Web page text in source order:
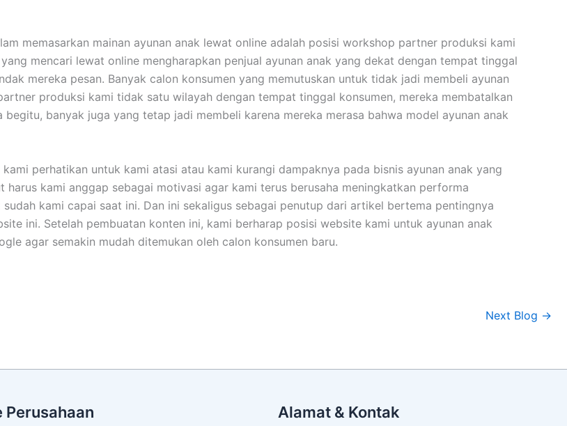
memasarkan mainan ayunan anak lewat online adalah posisi workshop partner produksi kami
mencari lewat online mengharapkan penjual ayunan anak yang dekat dengan tempat tinggal
mereka pesan. Banyak calon konsumen yang memutuskan untuk tidak jadi membeli ayunan
produksi kami tidak satu wilayah dengan tempat tinggal konsumen, mereka membatalkan
banyak juga yang tetap jadi membeli karena mereka merasa bahwa model ayunan anak
perhatikan untuk kami atasi atau kami kurangi dampaknya pada bisnis ayunan anak yang
harus kami anggap sebagai motivasi agar kami terus berusaha meningkatkan performa
kami capai saat ini. Dan ini sekaligus sebagai penutup dari artikel bertema pentingnya
ini. Setelah pembuatan konten ini, kami berharap posisi website kami untuk ayunan anak
agar semakin mudah ditemukan oleh calon konsumen baru.
Next Blog →
Perusahaan Alamat & Kontak